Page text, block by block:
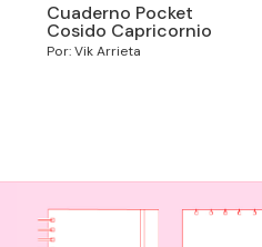
Cuaderno Pocket
Cosido Capricornio
Por: Vik Arrieta